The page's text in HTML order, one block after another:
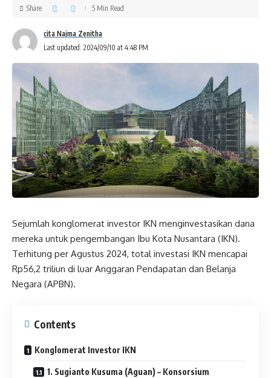
Last updated: 2024/09/10 at 4:48 PM
cita Najma Zenitha
Share 5 Min Read
Sejumlah konglomerat investor IKN menginvestasikan dana
mereka untuk pengembangan Ibu Kota Nusantara (IKN).
Terhitung per Agustus 2024, total investasi IKN mencapai
Rp56,2 triliun di luar Anggaran Pendapatan dan Belanja
Negara (APBN).
Contents
Konglomerat Investor IKN
1. Sugianto Kusuma (Aguan) – Konsorsium